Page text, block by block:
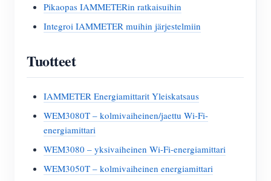
Pikaopas IAMMETERin ratkaisuihin
Integroi IAMMETER muihin järjestelmiin
Tuotteet
IAMMETER Energiamittarit Yleiskatsaus
WEM3080T – kolmivaiheinen/jaettu Wi-Fi-
energiamittari
WEM3080 – yksivaiheinen Wi-Fi-energiamittari
WEM3050T – kolmivaiheinen energiamittari